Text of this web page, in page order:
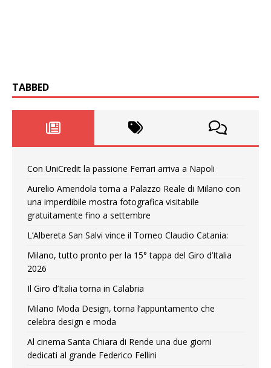
TABBED
Con UniCredit la passione Ferrari arriva a Napoli
Aurelio Amendola torna a Palazzo Reale di Milano con
una imperdibile mostra fotografica visitabile
gratuitamente fino a settembre
L’Albereta San Salvi vince il Torneo Claudio Catania:
Milano, tutto pronto per la 15° tappa del Giro d’Italia
2026
Il Giro d’Italia torna in Calabria
Milano Moda Design, torna l’appuntamento che
celebra design e moda
Al cinema Santa Chiara di Rende una due giorni
dedicati al grande Federico Fellini